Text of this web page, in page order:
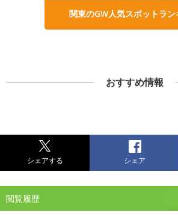
関東のGW人気スポットラン
おすすめ情報
シェアする シェア
閲覧履歴